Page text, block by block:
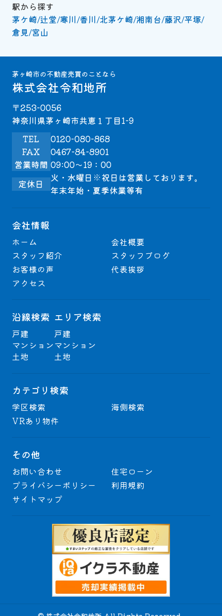
駅から探す
茅ケ崎 辻堂 寒川 香川 北茅ケ崎 湘南台 藤沢 平塚
倉見 宮山
茅ヶ崎市の不動産売買のことなら
株式会社令和地所
〒253-0056
神奈川県茅ヶ崎市共恵１丁目1-9
TEL
0120-080-868
FAX
0467-84-8901
営業時間 09:00～19：00
定休日
火・水曜日※祝日は営業しております。
年末年始・夏季休業等有
会社情報
ホーム
会社概要
スタッフ紹介
スタッフブログ
お客様の声
代表挨拶
アクセス
沿線検索
戸建
マンション
土地
エリア検索
戸建
マンション
土地
カテゴリ検索
学区検索
海側検索
VRあり物件
その他
お問い合わせ
住宅ローン
プライバシーポリシー
利用規約
サイトマップ